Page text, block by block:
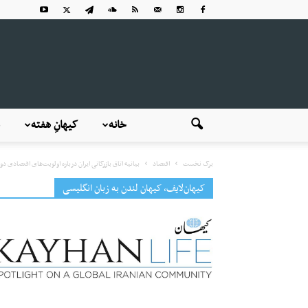
کیهانِ هفته خانه
برگ نخست اقتصاد بیانیه اتاق بازرگانی ایران درباره اولویت‌های
کیهان‌لایف، کیهان لندن به زبان انگلیسی